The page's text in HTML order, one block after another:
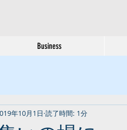
Business
年10月1日 読了時間: 1分